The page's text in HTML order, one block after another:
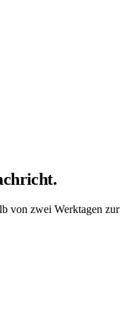
von zwei Werktagen